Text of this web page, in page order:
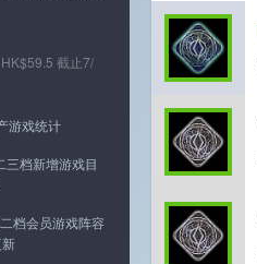
截止7/
游戏统计
档新增游戏目
档会员游戏阵容